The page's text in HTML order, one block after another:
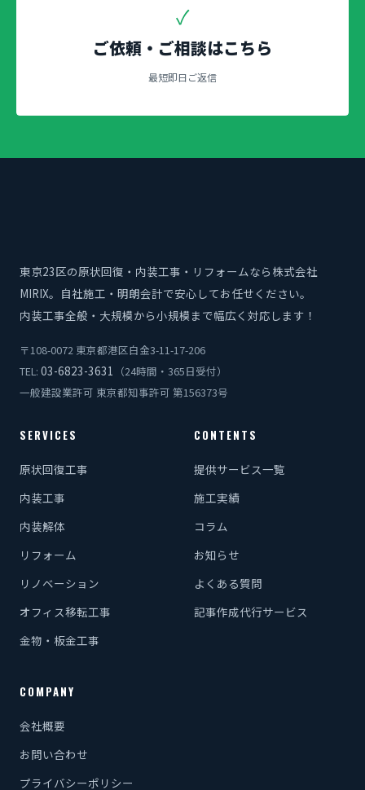
✓
ご依頼・ご相談はこちら
最短即日ご返信
東京23区の原状回復・内装工事・リフォームなら株式会社
MIRIX。自社施工・明朗会計で安心してお任せください。
内装工事全般・大規模から小規模まで幅広く対応します！
〒108-0072 東京都港区白金3-11-17-206
TEL: 03-6823-3631
（24時間・365日受付）
一般建設業許可 東京都知事許可 第156373号
SERVICES
原状回復工事
内装工事
内装解体
リフォーム
リノベーション
オフィス移転工事
金物・板金工事
CONTENTS
提供サービス一覧
施工実績
コラム
お知らせ
よくある質問
記事作成代行サービス
COMPANY
会社概要
お問い合わせ
プライバシーポリシー